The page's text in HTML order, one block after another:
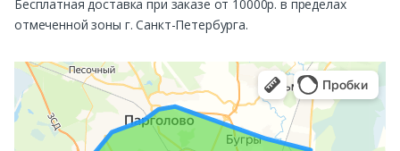
Бесплатная доставка при заказе от 10000р. в пределах
отмеченной зоны г. Санкт-Петербурга.